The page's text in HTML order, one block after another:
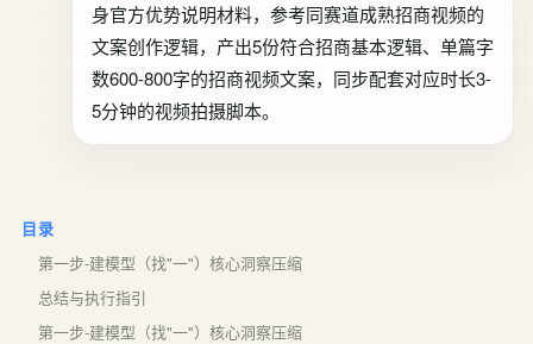
身官方优势说明材料，参考同赛道成熟招商视频的
文案创作逻辑，产出5份符合招商基本逻辑、单篇字
数600-800字的招商视频文案，同步配套对应时长3-
5分钟的视频拍摄脚本。
目录
第一步-建模型（找"一"）核心洞察压缩
总结与执行指引
第一步-建模型（找"一"）核心洞察压缩